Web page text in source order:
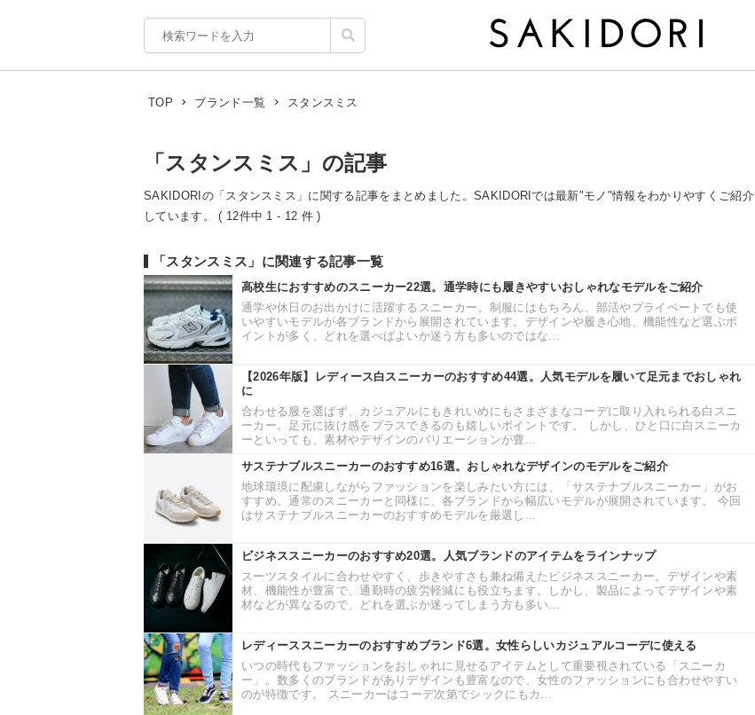
TOP ブランド一覧 スタンスミス
「スタンスミス」の記事
SAKIDORIの「スタンスミス」に関する記事をまとめました。SAKIDORIでは最新"モノ"情報をわかりやすくご紹介
しています。 ( 12件中 1 - 12 件 )
「スタンスミス」に関連する記事一覧
高校生におすすめのスニーカー22選。通学時にも履きやすいおしゃれなモデルをご紹介
通学や休日のお出かけに活躍するスニーカー。制服にはもちろん、部活やプライベートでも使
いやすいモデルが各ブランドから展開されています。デザインや履き心地、機能性など選ぶポ
イントが多く、どれを選べばよいか迷う方も多いのではな...
【2026年版】レディース白スニーカーのおすすめ44選。人気モデルを履いて足元までおしゃれ
に
合わせる服を選ばず、カジュアルにもきれいめにもさまざまなコーデに取り入れられる白スニ
ーカー。足元に抜け感をプラスできるのも嬉しいポイントです。 しかし、ひと口に白スニーカ
ーといっても、素材やデザインのバリエーションが豊...
サステナブルスニーカーのおすすめ16選。おしゃれなデザインのモデルをご紹介
地球環境に配慮しながらファッションを楽しみたい方には、「サステナブルスニーカー」がお
すすめ。通常のスニーカーと同様に、各ブランドから幅広いモデルが展開されています。 今回
はサステナブルスニーカーのおすすめモデルを厳選し...
ビジネススニーカーのおすすめ20選。人気ブランドのアイテムをラインナップ
スーツスタイルに合わせやすく、歩きやすさも兼ね備えたビジネススニーカー。デザインや素
材、機能性が豊富で、通勤時の疲労軽減にも役立ちます。しかし、製品によってデザインや素
材などが異なるので、どれを選ぶか迷ってしまう方も多い...
レディーススニーカーのおすすめブランド6選。女性らしいカジュアルコーデに使える
いつの時代もファッションをおしゃれに見せるアイテムとして重要視されている「スニーカ
ー」。数多くのブランドがありデザインも豊富なので、女性のファッションにも合わせやすい
のが特徴です。 スニーカーはコーデ次第でシックにもカ...